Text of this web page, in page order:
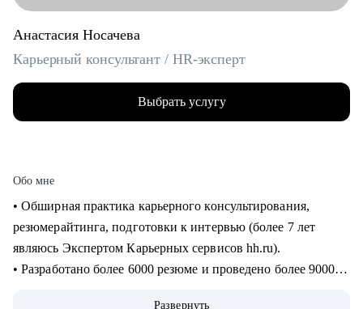
Анастасия Носачева
Карьерный консультант / HR-эксперт
Выбрать услугу
Обо мне
• Обширная практика карьерного консультирования,
резюмерайтинга, подготовки к интервью (более 7 лет
являюсь Экспертом Карьерных сервисов hh.ru).
• Разработано более 6000 резюме и проведено более 9000
Развернуть